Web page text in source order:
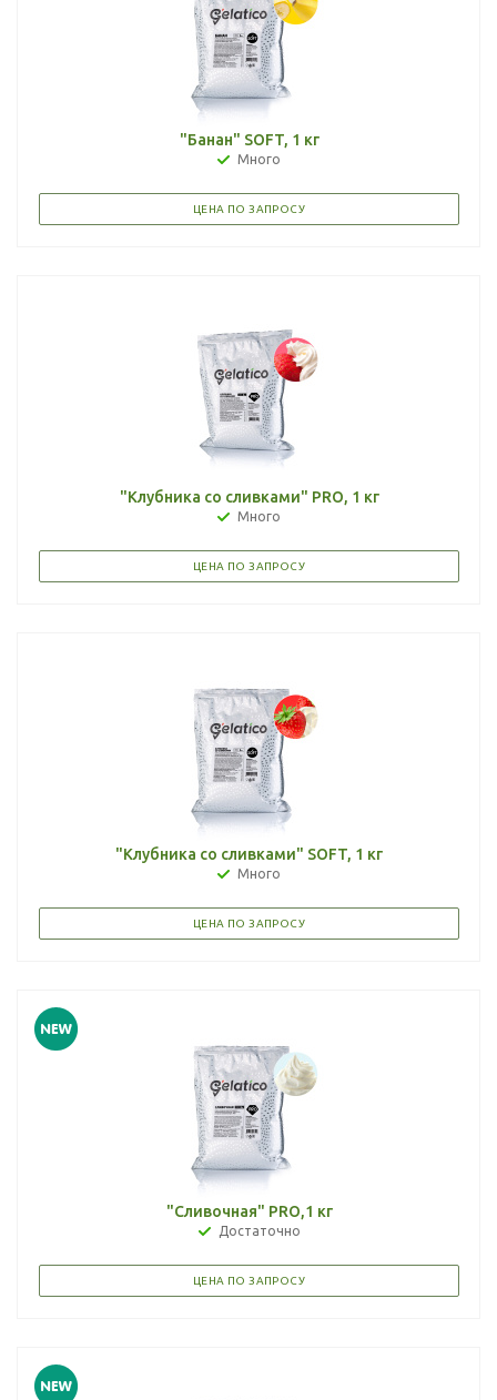
"Банан" SOFT, 1 кг
Много
ЦЕНА ПО ЗАПРОСУ
"Клубника со сливками" PRO, 1 кг
Много
ЦЕНА ПО ЗАПРОСУ
"Клубника со сливками" SOFT, 1 кг
Много
ЦЕНА ПО ЗАПРОСУ
"Сливочная" PRO,1 кг
Достаточно
ЦЕНА ПО ЗАПРОСУ